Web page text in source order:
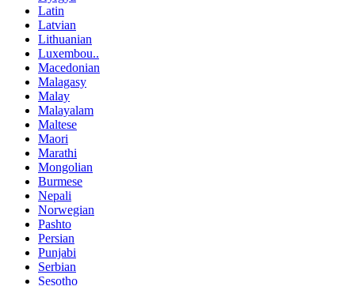
Latin
Latvian
Lithuanian
Luxembou..
Macedonian
Malagasy
Malay
Malayalam
Maltese
Maori
Marathi
Mongolian
Burmese
Nepali
Norwegian
Pashto
Persian
Punjabi
Serbian
Sesotho